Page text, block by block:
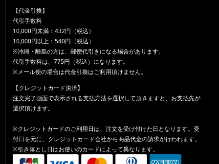
【代金引換】
代引手数料
10,000円未満：432円（税込）
10,000円以上：540円（税込）
※沖縄・離島の方は、郵便代引きになる場合があります。
代引手数料は、775円（税込）になります。
※メール便の場合は代金引換はご利用頂けません。
【クレジットカード決済】
注文完了画面で表示される支払方法を選択して頂きますと、お支払先が
選択頂けます。
※クレジットカードのご利用日は、注文を受け付けた日となります。受
付日を元に、クレジットカード会社から商品代金の請求が行われます。
※引き落とし日はお使いのカードによって異なります。